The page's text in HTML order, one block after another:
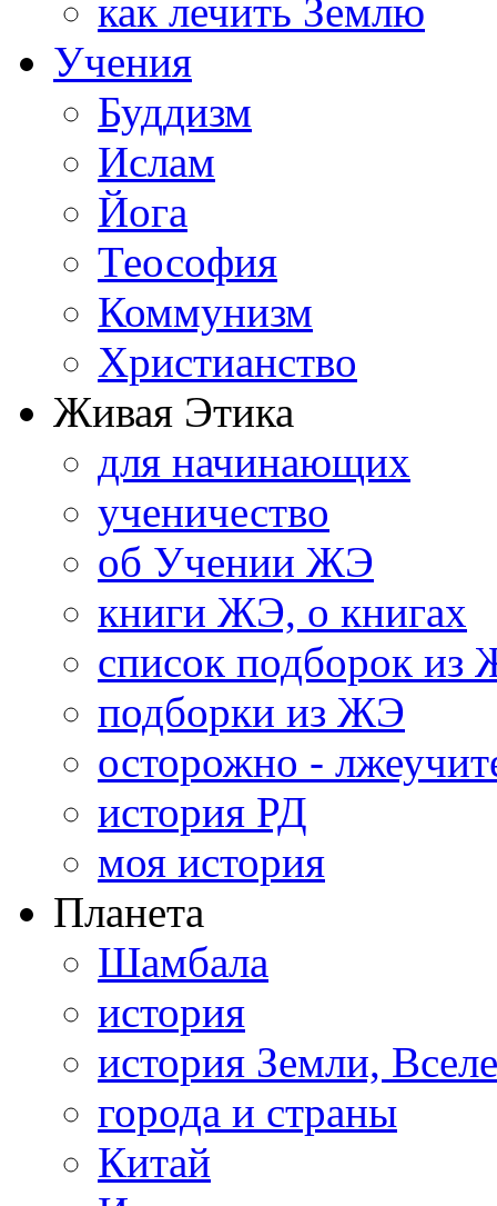
как лечить Землю
Учения
Буддизм
Ислам
Йога
Теософия
Коммунизм
Христианство
Живая Этика
для начинающих
ученичество
об Учении ЖЭ
книги ЖЭ, о книгах
список подборок из
подборки из ЖЭ
осторожно -
история РД
моя история
Планета
Шамбала
история
история Земли,
города и страны
Китай